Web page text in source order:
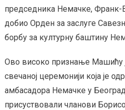
председника Немачке, Франк-
добио Орден за заслуге
борбу за културну баштину
Ово високо признање Машићу
свечаној церемонији која је
амбасадора Немачке у
присуствовали чланови